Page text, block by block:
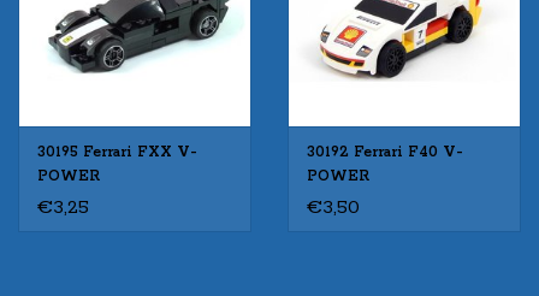
30195 Ferrari FXX V-
POWER
€3,25
30192 Ferrari F40 V-
POWER
€3,50